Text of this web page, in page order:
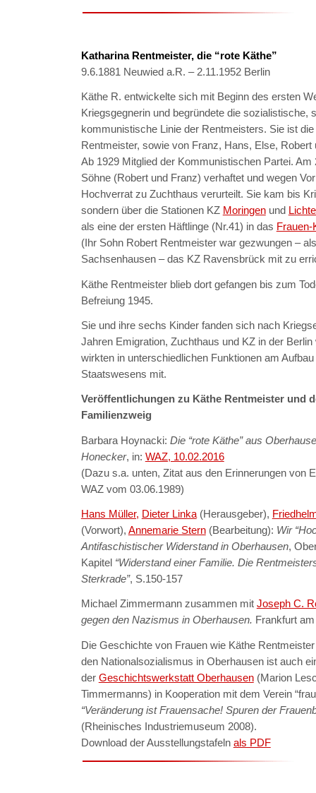
Katharina Rentmeister, die “rote Käthe”
9.6.1881 Neuwied a.R. – 2.11.1952 Berlin
Käthe R. entwickelte sich mit Beginn des ersten
Kriegsgegnerin und begründete die sozialistische,
kommunistische Linie der Rentmeisters. Sie ist
Rentmeister, sowie von Franz, Hans, Else, Robert
Ab 1929 Mitglied der Kommunistischen Partei. Am
Söhne (Robert und Franz) verhaftet und wegen
Hochverrat zu Zuchthaus verurteilt. Sie kam bis
sondern über die Stationen KZ Moringenund
als eine der ersten Häftlinge (Nr.41) in das
(Ihr Sohn Robert Rentmeister war gezwungen –
Sachsenhausen – das KZ Ravensbrück mit zu
Käthe Rentmeister blieb dort gefangen bis zum
Befreiung 1945.
Sie und ihre sechs Kinder fanden sich nach
Jahren Emigration, Zuchthaus und KZ in der
wirkten in unterschiedlichen Funktionen am
Staatswesens mit.
Veröffentlichungen zu Käthe Rentmeister und
Familienzweig
Barbara Hoynacki: Die “rote Käthe” aus
Honecker, in: WAZ, 10.02.2016
(Dazu s.a. unten, Zitat aus den Erinnerungen von
WAZ vom 03.06.1989)
Hans Müller, Dieter Linka (Herausgeber),
(Vorwort), Annemarie Stern (Bearbeitung): Wir
Antifaschistischer Widerstand in Oberhausen,
Kapitel “Widerstand einer Familie. Die
Sterkrade”, S.150-157
Michael Zimmermann zusammen mit Joseph C.
gegen den Nazismus in Oberhausen. Frankfurt
Die Geschichte von Frauen wie Käthe
den Nationalsozialismus in Oberhausen ist auch
der Geschichtswerkstatt Oberhausen(Marion
Timmermanns) in Kooperation mit dem Verein
“Veränderung ist Frauensache! Spuren der
(Rheinisches Industriemuseum 2008).
Download der Ausstellungstafeln als PDF